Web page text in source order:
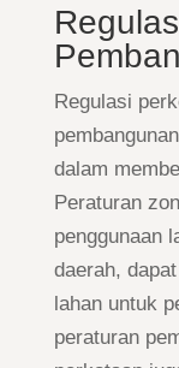
Regulasi
dalam
Peraturan
penggunaan
daerah,
lahan untuk
peraturan